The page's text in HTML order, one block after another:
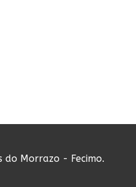
do Morrazo - Fecimo.